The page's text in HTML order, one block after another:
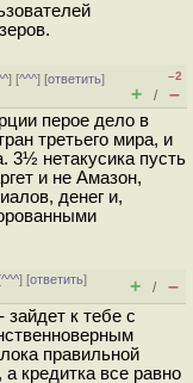
] [^^^] [ответить]
–2
+ / –
перое дело в
третьего мира, и
3½ нетакусика пусть
и не Амазон,
денег и,
^^^] [ответить]
+ / –
зайдет к тебе с
правильной
кредитка все равно